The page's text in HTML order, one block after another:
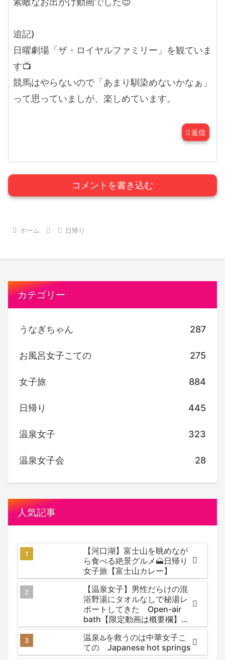
追記)
日曜劇場「ザ・ロイヤルファミリー」を観ていま
す📺
競馬はやらないので「あまり馴染めないかなぁ」
って思っていましが、楽しめています。
返信
コメントを書き込む
ホーム 日帰り
カテゴリー
うなぎちゃん 287
お風呂女子こての 275
女子旅 884
日帰り 445
温泉女子 323
温泉女子会 28
人気記事
【河口湖】富士山を眺めなが
ら食べる絶景グルメ🗻日帰り
女子旅【富士山カレー】
【温泉女子】男性だらけの混
浴野湯にタオルなしで秘湯レ
ポートしてきた Open-air
bath【限定動画は概要欄】尻
焼温泉郷 川の湯
温泉♨️を救うのは中華女子こ
ての Japanese hot springs